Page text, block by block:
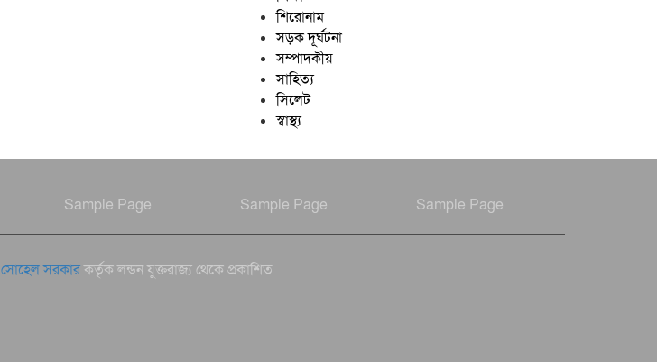
শিরোনাম
সড়ক দূর্ঘটনা
সম্পাদকীয়
সাহিত্য
সিলেট
স্বাস্থ্য
Sample Page Sample Page Sample Page
সোহেল সরকারকর্তৃক লন্ডন যুক্তরাজ্য থেকে প্রকাশিত